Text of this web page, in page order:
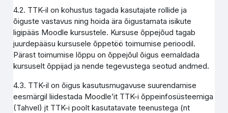
4.2. TTK-il on kohustus tagada kasutajate rollide ja
õiguste vastavus ning hoida ära õigustamata isikute
ligipääs Moodle kursustele. Kursuse õppejõud tagab
juurdepääsu kursusele õppetöö toimumise perioodil.
Pärast toimumise lõppu on õppejõul õigus eemaldada
kursuselt õppijad ja nende tegevustega seotud andmed.
4.3. TTK-il on õigus kasutusmugavuse suurendamise
eesmärgil liidestada Moodle’it TTK-i õppeinfosüsteemiga
(Tahvel) jt TTK-i poolt kasutatavate teenustega (nt